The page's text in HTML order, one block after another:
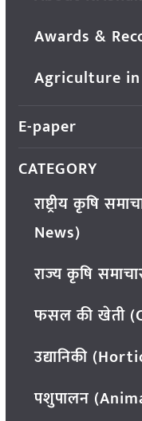
Awards &
Agriculture
E-paper
CATEGORY
राष्ट्रीय कृषि
News)
राज्य कृषि
फसल की खेती
उद्यानिकी
पशुपालन